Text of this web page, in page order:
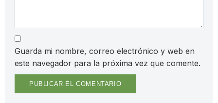
Guarda mi nombre, correo electrónico y web en
este navegador para la próxima vez que comente.